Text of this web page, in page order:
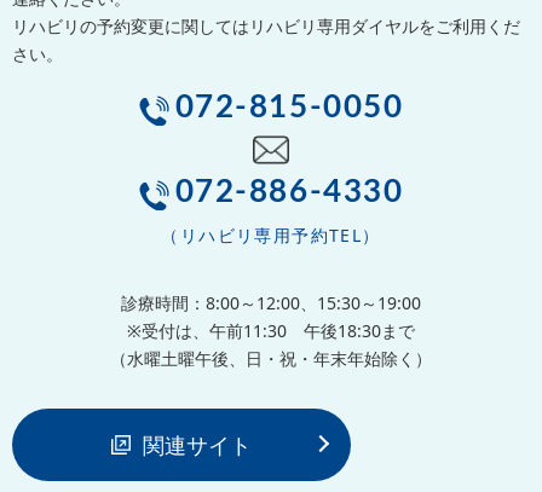
リハビリの予約変更に関してはリハビリ専用ダイヤルをご利用くだ
さい。
072-815-0050
072-886-4330
（リハビリ専用予約TEL）
診療時間：8:00～12:00、15:30～19:00
※受付は、午前11:30 午後18:30まで
（水曜土曜午後、日・祝・年末年始除く）
関連サイト